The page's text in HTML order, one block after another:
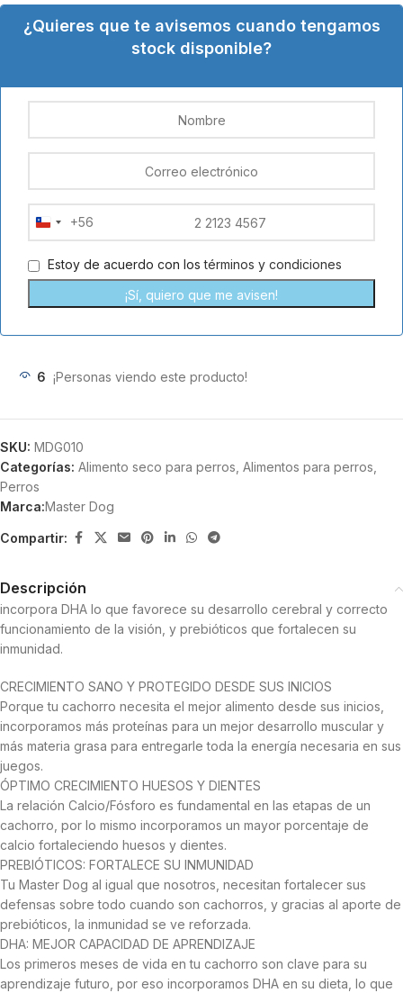
¿Quieres que te avisemos cuando tengamos
stock disponible?
Chile
+56
+56
Estoy de acuerdo con lostérminos y condiciones
6 ¡Personas viendo este producto!
SKU: MDG010
Categorías: Alimento seco para perros Alimentos para perros
Perros
Marca:Master Dog
Compartir:
Descripción
incorpora DHA lo que favorece su desarrollo cerebral y correcto
funcionamiento de la visión, y prebióticos que fortalecen su
inmunidad.
CRECIMIENTO SANO Y PROTEGIDO DESDE SUS INICIOS
Porque tu cachorro necesita el mejor alimento desde sus inicios,
incorporamos más proteínas para un mejor desarrollo muscular y
más materia grasa para entregarle toda la energía necesaria en sus
juegos.
ÓPTIMO CRECIMIENTO HUESOS Y DIENTES
La relación Calcio/Fósforo es fundamental en las etapas de un
cachorro, por lo mismo incorporamos un mayor porcentaje de
calcio fortaleciendo huesos y dientes.
PREBIÓTICOS: FORTALECE SU INMUNIDAD
Tu Master Dog al igual que nosotros, necesitan fortalecer sus
defensas sobre todo cuando son cachorros, y gracias al aporte de
prebióticos, la inmunidad se ve reforzada.
DHA: MEJOR CAPACIDAD DE APRENDIZAJE
Los primeros meses de vida en tu cachorro son clave para su
aprendizaje futuro, por eso incorporamos DHA en su dieta, lo que